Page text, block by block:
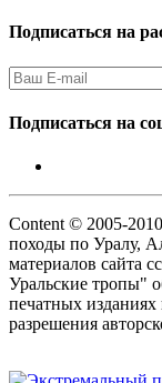
Подписаться на
Подписаться на
Content © 2005-
походы по Уралу,
материалов сайта
Уральские тропы"
печатных
разрешения